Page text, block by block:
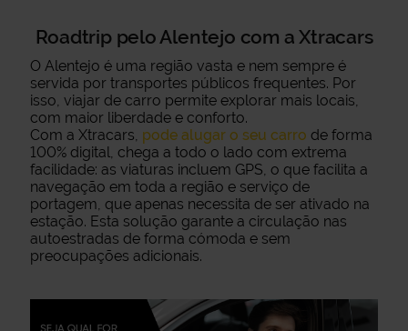
Roadtrip pelo Alentejo com a Xtracars
O Alentejo é uma região vasta e nem sempre é
servida por transportes públicos frequentes. Por
isso, viajar de carro permite explorar mais locais,
com maior liberdade e conforto.
Com a Xtracars, pode alugar o seu carro de forma
100% digital, chega a todo o lado com extrema
facilidade: as viaturas incluem GPS, o que facilita a
navegação em toda a região e serviço de
portagem, que apenas necessita de ser ativado na
estação. Esta solução garante a circulação nas
autoestradas de forma cómoda e sem
preocupações adicionais.